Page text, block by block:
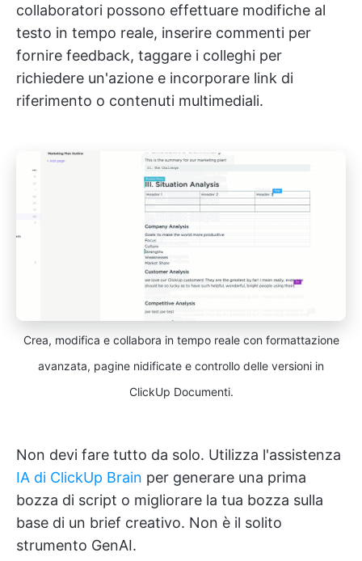
collaboratori possono effettuare modifiche al
testo in tempo reale, inserire commenti per
fornire feedback, taggare i colleghi per
richiedere un'azione e incorporare link di
riferimento o contenuti multimediali.
Crea, modifica e collabora in tempo reale con formattazione
avanzata, pagine nidificate e controllo delle versioni in
ClickUp Documenti.
Non devi fare tutto da solo. Utilizza l'assistenza
IA di ClickUp Brain per generare una prima
bozza di script o migliorare la tua bozza sulla
base di un brief creativo. Non è il solito
strumento GenAI.